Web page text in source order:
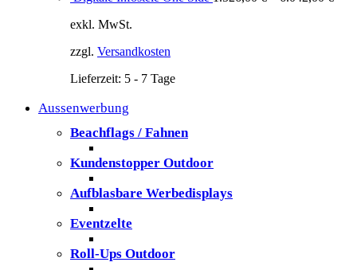
exkl. MwSt.
zzgl. Versandkosten
Lieferzeit: 5 - 7 Tage
Aussenwerbung
Beachflags / Fahnen
Kundenstopper Outdoor
Aufblasbare Werbedisplays
Eventzelte
Roll-Ups Outdoor